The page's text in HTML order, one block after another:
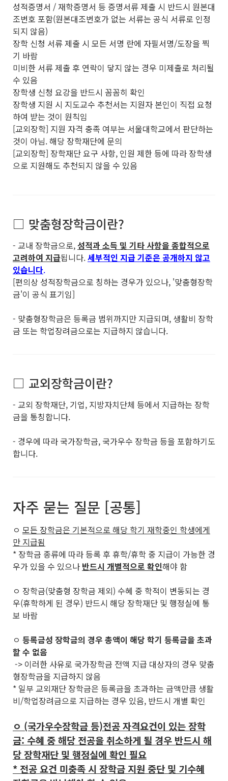
성적증명서 / 재학증명서 등 증명서류 제출 시 반드시 원본대
조번호 포함(원본대조번호가 없는 서류는 공식 서류로 인정
되지 않음)
장학 신청 서류 제출 시 모든 서명 란에 자필서명/도장을 찍
기 바람
미비한 서류 제출 후 연락이 닿지 않는 경우 미제출로 처리될
수 있음
장학생 신청 요강을 반드시 꼼꼼히 확인
장학생 지원 시 지도교수 추천서는 지원자 본인이 직접 요청
하여 받는 것이 원칙임
[교외장학] 지원 자격 충족 여부는 서울대학교에서 판단하는
것이 아님. 해당 장학재단에 문의
[교외장학] 장학재단 요구 사항, 인원 제한 등에 따라 장학생
으로 지원해도 추천되지 않을 수 있음
□ 맞춤형장학금이란?
- 교내 장학금으로,성적과 소득 및 기타 사항을 종합적으로
고려하여 지급됩니다.세부적인 지급 기준은 공개하지 않고
있습니다.
[편의상 성적장학금으로 칭하는 경우가 있으나, '맞춤형장학
금'이 공식 표기임]
- 맞춤형장학금은 등록금 범위까지만 지급되며, 생활비 장학
금 또는 학업장려금으로는 지급하지 않습니다.
□ 교외장학금이란?
- 교외 장학재단, 기업, 지방자치단체 등에서 지급하는 장학
금을 통칭합니다.
- 경우에 따라 국가장학금, 국가우수 장학금 등을 포함하기도
합니다.
자주 묻는 질문 [공통]
ㅇ 모든 장학금은 기본적으로 해당 학기 재학중인 학생에게
만 지급됨
* 장학금 종류에 따라 등록 후 휴학/휴학 중 지급이 가능한 경
우가 있을 수 있으나 반드시 개별적으로 확인해야 함
ㅇ 장학금(맞춤형 장학금 제외) 수혜 중 학적이 변동되는 경
우(휴학하게 된 경우) 반드시 해당 장학재단 및 행정실에 통
보 바람
ㅇ 등록금성 장학금의 경우 총액이 해당 학기 등록금을 초과
할 수 없음
-> 이러한 사유로 국가장학금 전액 지급 대상자의 경우 맞춤
형장학금을 지급하지 않음
* 일부 교외재단 장학금은 등록금을 초과하는 금액만큼 생활
비/학업장려금으로 지급하는 경우 있음, 반드시 개별 확인
ㅇ (국가우수장학금 등)전공 자격요건이 있는 장학
금: 수혜 중 해당 전공을 취소하게 될 경우 반드시 해
당 장학재단 및 행정실에 확인 필요
* 전공 요건 미충족 시 장학금 지원 중단 및 기수혜